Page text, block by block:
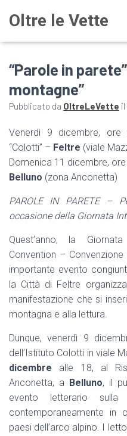
Oltre le Vette
“Parole in
montagne”
Pubblicato da OltreLeVette il
Venerdì 9 dicembre,
“Colotti” – Feltre (viale
Domenica 11 dicembre,
Belluno (zona Anconetta)
PAROLE IN PARETE –
occasione della Giornata
Quest’anno, la
Convention –
importante evento
la Città di Feltre
manifestazione che si
montagna e alla lettura.
Dunque,venerdì 9
dell’Istituto Colotti in viale
dicembre alle 18, al
Anconetta, a Belluno, il
evento letterario
contemporaneamente in
paesi dell’arco alpino. I